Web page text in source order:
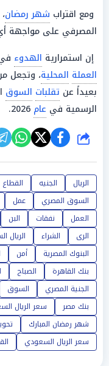
ومع اقتراب شهر رمضان
المصرفي على مواجهة
إن استمرارية الهدوء
العملة المحلية، وتجعل
بعيداً عن تقلبات السوق
الرسمية في عام
شارك
الريال الجنيه القطاع
السوق المصري
عمل
العمل
نفقات البن
الرى
الشراء الريال
البنوك المصرية
أمن
بنك القاهرة
الصباح
الجنية المصري
السوق
بنك مصر
سعر الريال
شهر رمضان المبارك
سعر الريال السعودي